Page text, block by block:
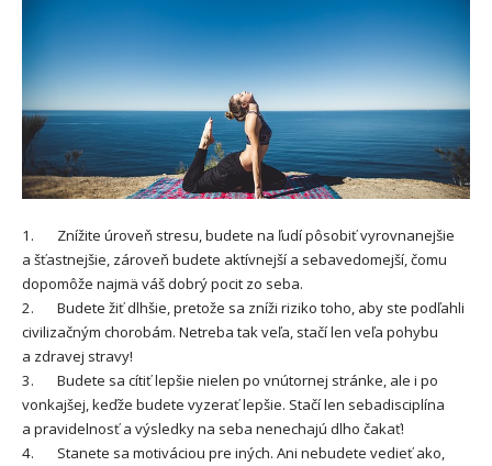
1. Znížite úroveň stresu, budete na ľudí pôsobiť vyrovnanejšie
a šťastnejšie, zároveň budete aktívnejší a sebavedomejší, čomu
dopomôže najmä váš dobrý pocit zo seba.
2. Budete žiť dlhšie, pretože sa zníži riziko toho, aby ste podľahli
civilizačným chorobám. Netreba tak veľa, stačí len veľa pohybu
a zdravej stravy!
3. Budete sa cítiť lepšie nielen po vnútornej stránke, ale i po
vonkajšej, keďže budete vyzerať lepšie. Stačí len sebadisciplína
a pravidelnosť a výsledky na seba nenechajú dlho čakať!
4. Stanete sa motiváciou pre iných. Ani nebudete vedieť ako,